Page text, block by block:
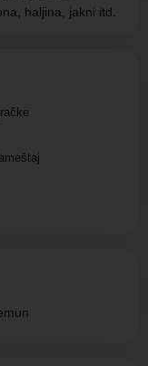
haljina, jakni itd.